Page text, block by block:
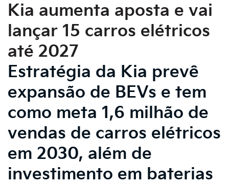
Kia aumenta aposta e vai
lançar 15 carros elétricos
até 2027
Estratégia da Kia prevê
expansão de BEVs e tem
como meta 1,6 milhão de
vendas de carros elétricos
em 2030, além de
investimento em baterias